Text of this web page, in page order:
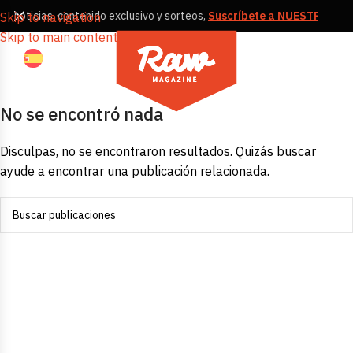
Skip to navigation
Skip to main content
noticias, contenido exclusivo y sorteos, Suscríbete a NUESTRA
No se encontró nada
Disculpas, no se encontraron resultados. Quizás buscar
ayude a encontrar una publicación relacionada.